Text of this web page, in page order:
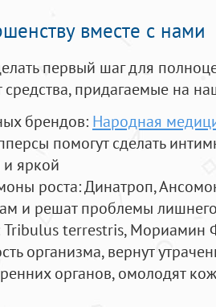
вместе с нами
первый шаг для
придагаемые на
брендов: Народная
помогут сделать
яркой
роста: Динатроп,
и решат проблемы
Tribulus terrestris, Мориамин
организма, вернут
органов, омолодят